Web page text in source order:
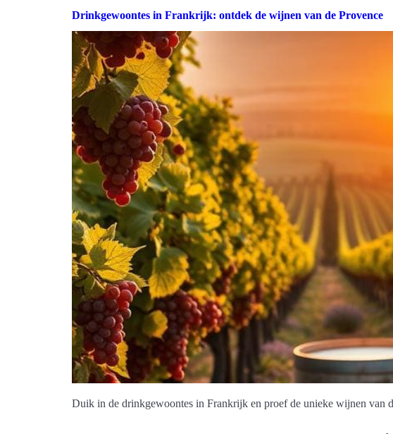
Drinkgewoontes in Frankrijk: ontdek de wijnen van de Provence
Duik in de drinkgewoontes in Frankrijk en proef de unieke wijnen van